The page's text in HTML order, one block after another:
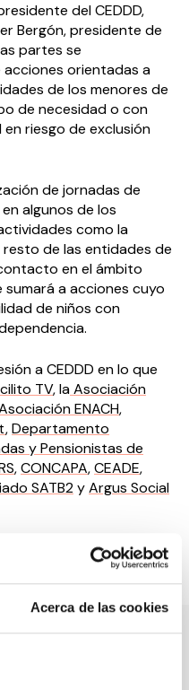
Acerca de las cookies
del CEDDD,
Bergón, presidente de
partes se
orientadas a
de los menores de
de necesidad o con
riesgo de exclusión
de jornadas de
algunos de los
como la
de las entidades de
en el ámbito
sumará a acciones cuyo
de niños con
a CEDDD en lo que
TV, laAsociación
ENACH,
,Departamento
y Pensionistas de
,CONCAPA,CEADE,
SATB2yArgus Social